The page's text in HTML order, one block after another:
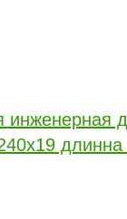
инженерная